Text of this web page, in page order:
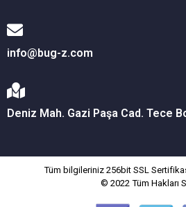
info@bug-z.com
Deniz Mah. Gazi Paşa Cad. Tece
Tüm bilgileriniz 256bit SSL
© 2022 Tüm Hakları